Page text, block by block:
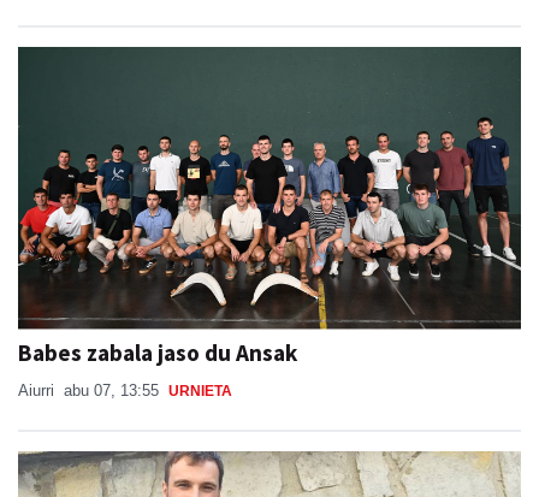
Babes zabala jaso du Ansak
Aiurri abu 07, 13:55 URNIETA